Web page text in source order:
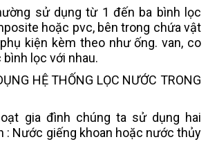
sử dụng từ 1 đến ba bình lọc
hoặc pvc, bên trong chứa vật
kiện kèm theo như ống. van, co
lọc với nhau.
HỆ THỐNG LỌC NƯỚC TRONG
gia đình chúng ta sử dụng hai
: Nước giếng khoan hoặc nước thủy